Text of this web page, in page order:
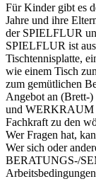
Für Kinder gibt es
Jahre und ihre
der SPIELFLUR
SPIELFLUR ist
Tischtennisplatte,
wie einem Tisch
zum gemütlichen
Angebot an (Brett-
und WERKRAUM
Fachkraft zu den
Wer Fragen hat,
Wer sich oder
BERATUNGS-/